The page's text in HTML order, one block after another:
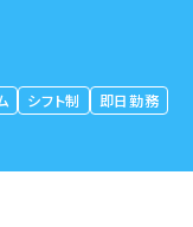
シフト制
即日勤務